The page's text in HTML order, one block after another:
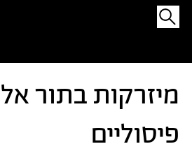
מיזרקות בתור
פיסוליים